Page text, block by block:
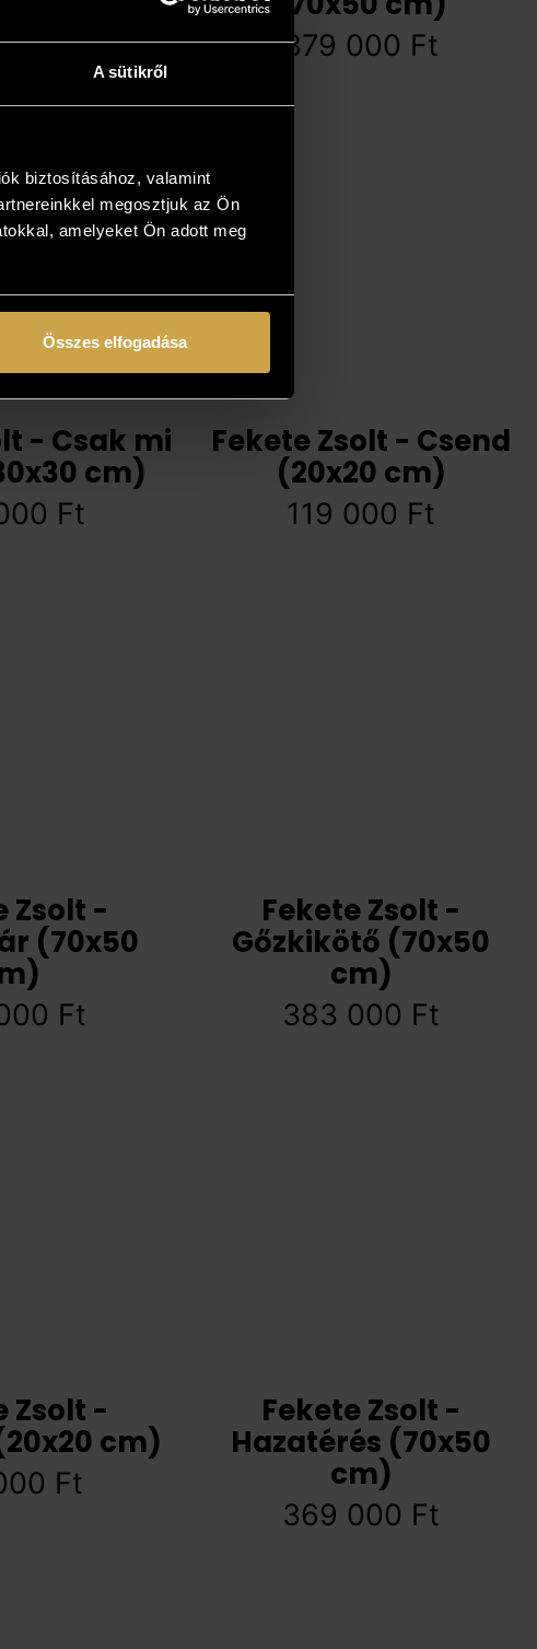
A sütikről
biztosításához, valamint
megosztjuk az Ön
amelyeket Ön adott meg
Összes elfogadása
379 000 Ft
- Csak mi
cm)
Ft
Fekete Zsolt - Csend
(20x20 cm)
119 000 Ft
Zsolt -
(70x50
Ft
Fekete Zsolt -
Gőzkikötő (70x50
cm)
383 000 Ft
Zsolt -
cm)
Ft
Fekete Zsolt -
Hazatérés (70x50
cm)
369 000 Ft